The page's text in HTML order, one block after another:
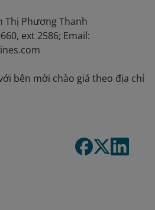
Thị Phương Thanh
ext 2586; Email:
bên mời chào giá theo địa chỉ